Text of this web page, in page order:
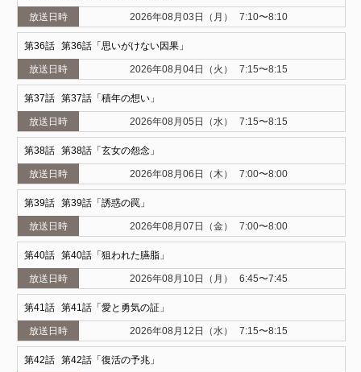
2026年08月03日（月） 7:10〜8:10
36 第36話「思いがけない因果」
2026年08月04日（火） 7:15〜8:15
37 第37話「積年の想い」
2026年08月05日（水） 7:15〜8:15
38 第38話「玄女の怨念」
2026年08月06日（木） 7:00〜8:00
39 第39話「誘惑の罠」
2026年08月07日（金） 7:00〜8:00
40 第40話「狙われた臙脂」
2026年08月10日（月） 6:45〜7:45
41 第41話「愛と勇気の証」
2026年08月12日（水） 7:15〜8:15
42 第42話「復活の予兆」